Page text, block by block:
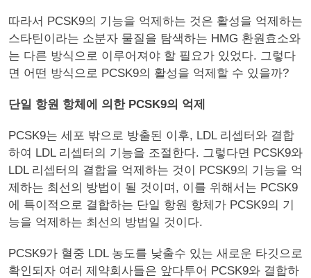
따라서 PCSK9의 기능을 억제하는 것은 활성을 억제하는
스타틴이라는 소분자 물질을 탐색하는 HMG 환원효소와
는 다른 방식으로 이루어져야 할 필요가 있었다. 그렇다
면 어떤 방식으로 PCSK9의 활성을 억제할 수 있을까?
단일 항원 항체에 의한 PCSK9의 억제
PCSK9는 세포 밖으로 방출된 이후, LDL 리셉터와 결합
하여 LDL 리셉터의 기능을 조절한다. 그렇다면 PCSK9와
LDL 리셉터의 결합을 억제하는 것이 PCSK9의 기능을 억
제하는 최선의 방법이 될 것이며, 이를 위해서는 PCSK9
에 특이적으로 결합하는 단일 항원 항체가 PCSK9의 기
능을 억제하는 최선의 방법일 것이다.
PCSK9가 혈중 LDL 농도를 낮출수 있는 새로운 타깃으로
확인되자 여러 제약회사들은 앞다투어 PCSK9와 결합하